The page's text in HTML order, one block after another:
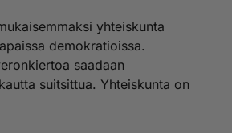
yhteiskunta
demokratioissa.
saadaan
suitsittua. Yhteiskunta on